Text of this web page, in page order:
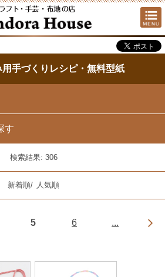
用手づくりレシピ・無料型紙
す
検索結果: 306
新着順/ 人気順
5 6 ...